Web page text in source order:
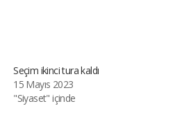
Seçim ikinci tura kaldı
15 Mayıs 2023
"Siyaset" içinde